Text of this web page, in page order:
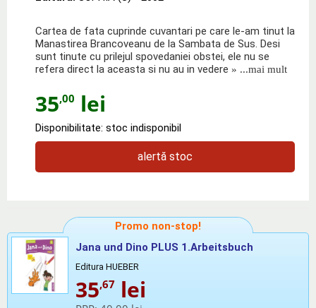
Cartea de fata cuprinde cuvantari pe care le-am tinut la
Manastirea Brancoveanu de la Sambata de Sus. Desi
sunt tinute cu prilejul spovedaniei obstei, ele nu se
refera direct la aceasta si nu au in vedere » ...mai mult
35,00 lei
Disponibilitate: stoc indisponibil
alertă stoc
Promo non-stop!
Jana und Dino PLUS 1.Arbeitsbuch
Editura HUEBER
35,67 lei